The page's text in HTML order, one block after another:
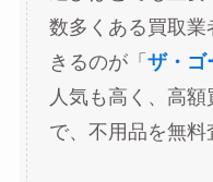
数多くある買取
きるのが「 ザ・ゴ
人気も高く、高
で、不用品を無料